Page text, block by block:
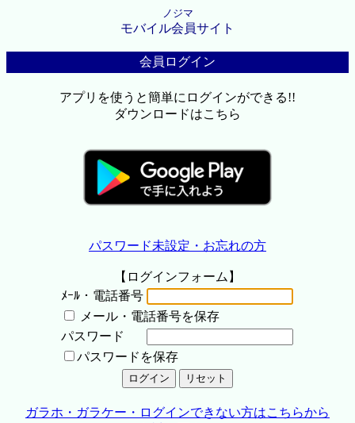
ノジマ
モバイル会員サイト
会員ログイン
アプリを使うと簡単にログインができる!!
ダウンロードはこちら
パスワード未設定・お忘れの方
【ログインフォーム】
ﾒｰﾙ・電話番号
メール・電話番号を保存
パスワード
パスワードを保存
ガラホ・ガラケー・ログインできない方はこちらから